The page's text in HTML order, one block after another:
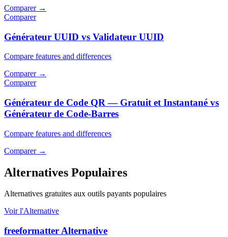
Comparer→
Comparer
Générateur UUID vs Validateur UUID
Compare features and differences
Comparer→
Comparer
Générateur de Code QR — Gratuit et Instantané vs
Générateur de Code-Barres
Compare features and differences
Comparer→
Alternatives Populaires
Alternatives gratuites aux outils payants populaires
Voir l'Alternative
freeformatter Alternative